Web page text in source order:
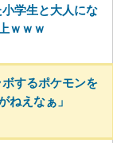
学生と大人にな
ｗｗｗ
するポケモンを
ねえなぁ」